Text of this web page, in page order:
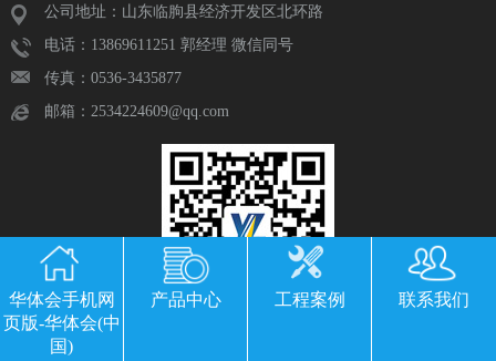
公司地址：山东临朐县经济开发区北环路
电话：13869611251 郭经理 微信同号
传真：0536-3435877
邮箱：2534224609@qq.com
华体会手机网
页版-华体会(中
国)
产品中心 工程案例 联系我们